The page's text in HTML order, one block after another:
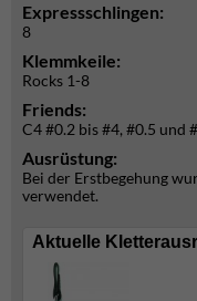
Expressschlingen:
8
Klemmkeile:
Rocks 1-8
Friends:
C4 #0.2 bis #4, #0.5 und
Ausrüstung:
Bei der Erstbegehung
verwendet.
Aktuelle